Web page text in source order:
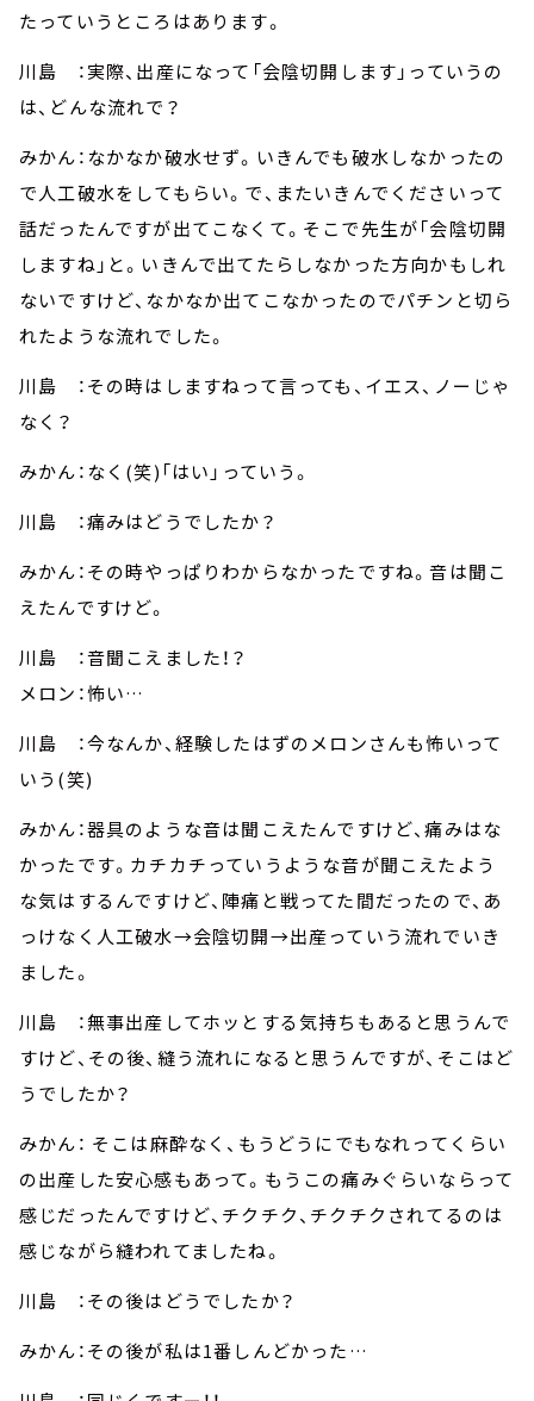
たっていうところはあります。
川島 ：実際、出産になって「会陰切開します」っていうの
は、どんな流れで？
みかん：なかなか破水せず。いきんでも破水しなかったの
で人工破水をしてもらい。で、またいきんでくださいって
話だったんですが出てこなくて。そこで先生が「会陰切開
しますね」と。いきんで出てたらしなかった方向かもしれ
ないですけど、なかなか出てこなかったのでパチンと切ら
れたような流れでした。
川島 ：その時はしますねって言っても、イエス、ノーじゃ
なく？
みかん：なく(笑)「はい」っていう。
川島 ：痛みはどうでしたか？
みかん：その時やっぱりわからなかったですね。音は聞こ
えたんですけど。
川島 ：音聞こえました！？
メロン：怖い…
川島 ：今なんか、経験したはずのメロンさんも怖いって
いう(笑)
みかん：器具のような音は聞こえたんですけど、痛みはな
かったです。カチカチっていうような音が聞こえたよう
な気はするんですけど、陣痛と戦ってた間だったので、あ
っけなく人工破水→会陰切開→出産っていう流れでいき
ました。
川島 ：無事出産してホッとする気持ちもあると思うんで
すけど、その後、縫う流れになると思うんですが、そこはど
うでしたか？
みかん： そこは麻酔なく、もうどうにでもなれってくらい
の出産した安心感もあって。もうこの痛みぐらいならって
感じだったんですけど、チクチク、チクチクされてるのは
感じながら縫われてましたね。
川島 ：その後はどうでしたか？
みかん：その後が私は1番しんどかった…